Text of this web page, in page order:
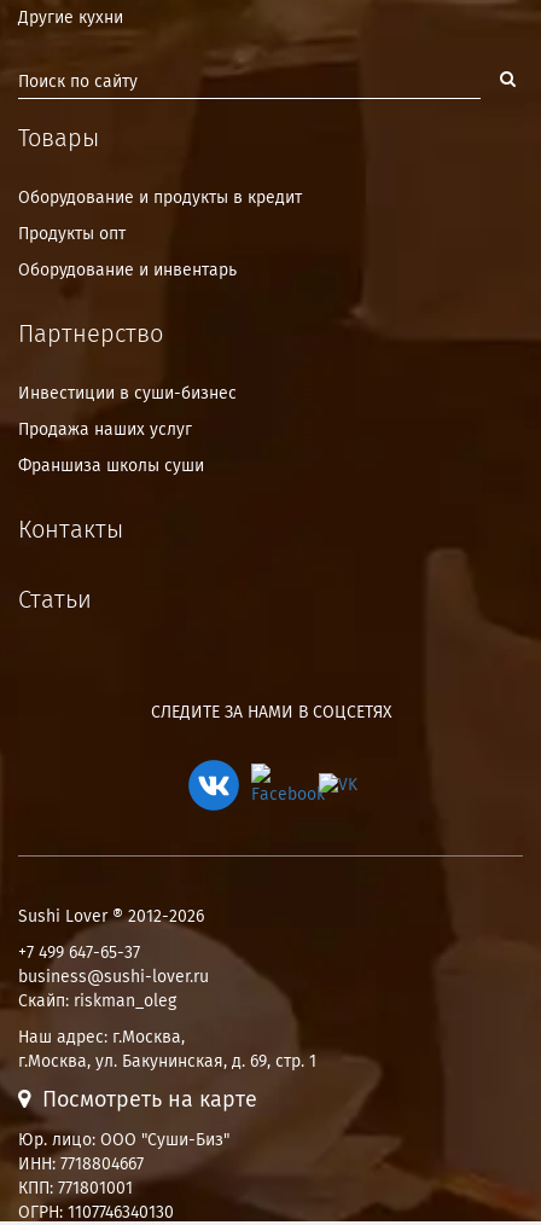
Другие кухни
Товары
Оборудование и продукты в кредит
Продукты опт
Оборудование и инвентарь
Партнерство
Инвестиции в суши-бизнес
Продажа наших услуг
Франшиза школы суши
Контакты
Статьи
СЛЕДИТЕ ЗА НАМИ В СОЦСЕТЯХ
Sushi Lover ® 2012-2026
+7 499 647-65-37
business@sushi-lover.ru
Скайп: riskman_oleg
Наш адрес: г.Москва,
г.Москва, ул. Бакунинская, д. 69, стр. 1
Посмотреть на карте
Юр. лицо: ООО "Суши-Биз"
ИНН: 7718804667
КПП: 771801001
ОГРН: 1107746340130